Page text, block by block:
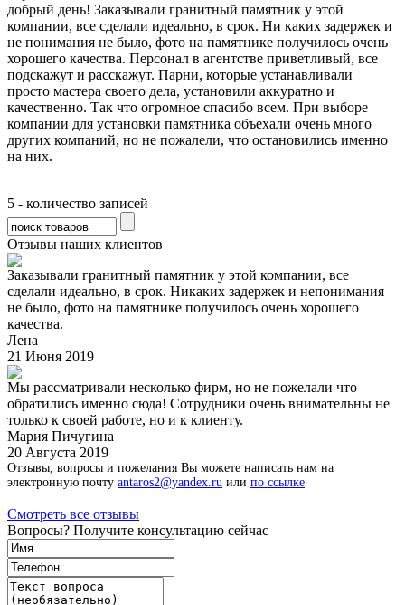
добрый день! Заказывали гранитный памятник у этой
компании, все сделали идеально, в срок. Ни каких задержек и
не понимания не было, фото на памятнике получилось очень
хорошего качества. Персонал в агентстве приветливый, все
подскажут и расскажут. Парни, которые устанавливали
просто мастера своего дела, установили аккуратно и
качественно. Так что огромное спасибо всем. При выборе
компании для установки памятника объехали очень много
других компаний, но не пожалели, что остановились именно
на них.
5 - количество записей
Отзывы наших клиентов
Заказывали гранитный памятник у этой компании, все
сделали идеально, в срок. Никаких задержек и непонимания
не было, фото на памятнике получилось очень хорошего
качества.
Лена
21 Июня 2019
Мы рассматривали несколько фирм, но не пожелали что
обратились именно сюда! Сотрудники очень внимательны не
только к своей работе, но и к клиенту.
Мария Пичугина
20 Августа 2019
Отзывы, вопросы и пожелания Вы можете написать нам на
электронную почту antaros2@yandex.ru или по ссылке
Смотреть все отзывы
Вопросы? Получите консультацию сейчас